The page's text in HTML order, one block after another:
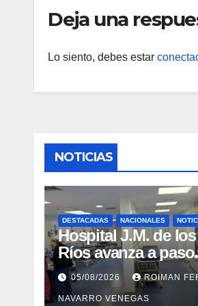
Deja una
Lo siento, debes estar
NOTICIAS
DESTACADAS NACIONALES
Hospital J.M. de los
Ríos avanza a paso
firme en su
recuperación tras
05/08/2026 ROIMAN
NAVARRO VENEGAS